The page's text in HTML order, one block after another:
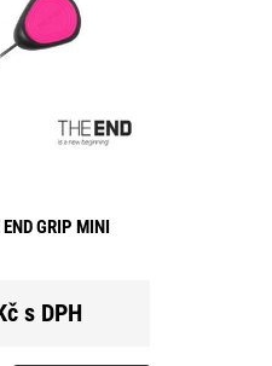
GRIP MINI
s DPH